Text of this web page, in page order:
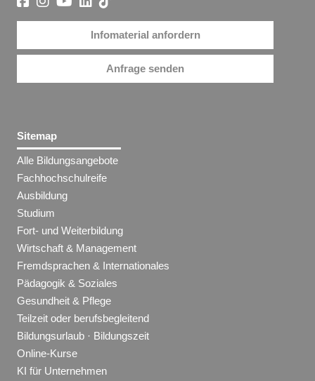
Infomaterial anfordern
Anfrage senden
Sitemap
Alle Bildungsangebote
Fachhochschulreife
Ausbildung
Studium
Fort- und Weiterbildung
Wirtschaft & Management
Fremdsprachen & Internationales
Pädagogik & Soziales
Gesundheit & Pflege
Teilzeit oder berufsbegleitend
Bildungsurlaub · Bildungszeit
Online-Kurse
KI für Unternehmen